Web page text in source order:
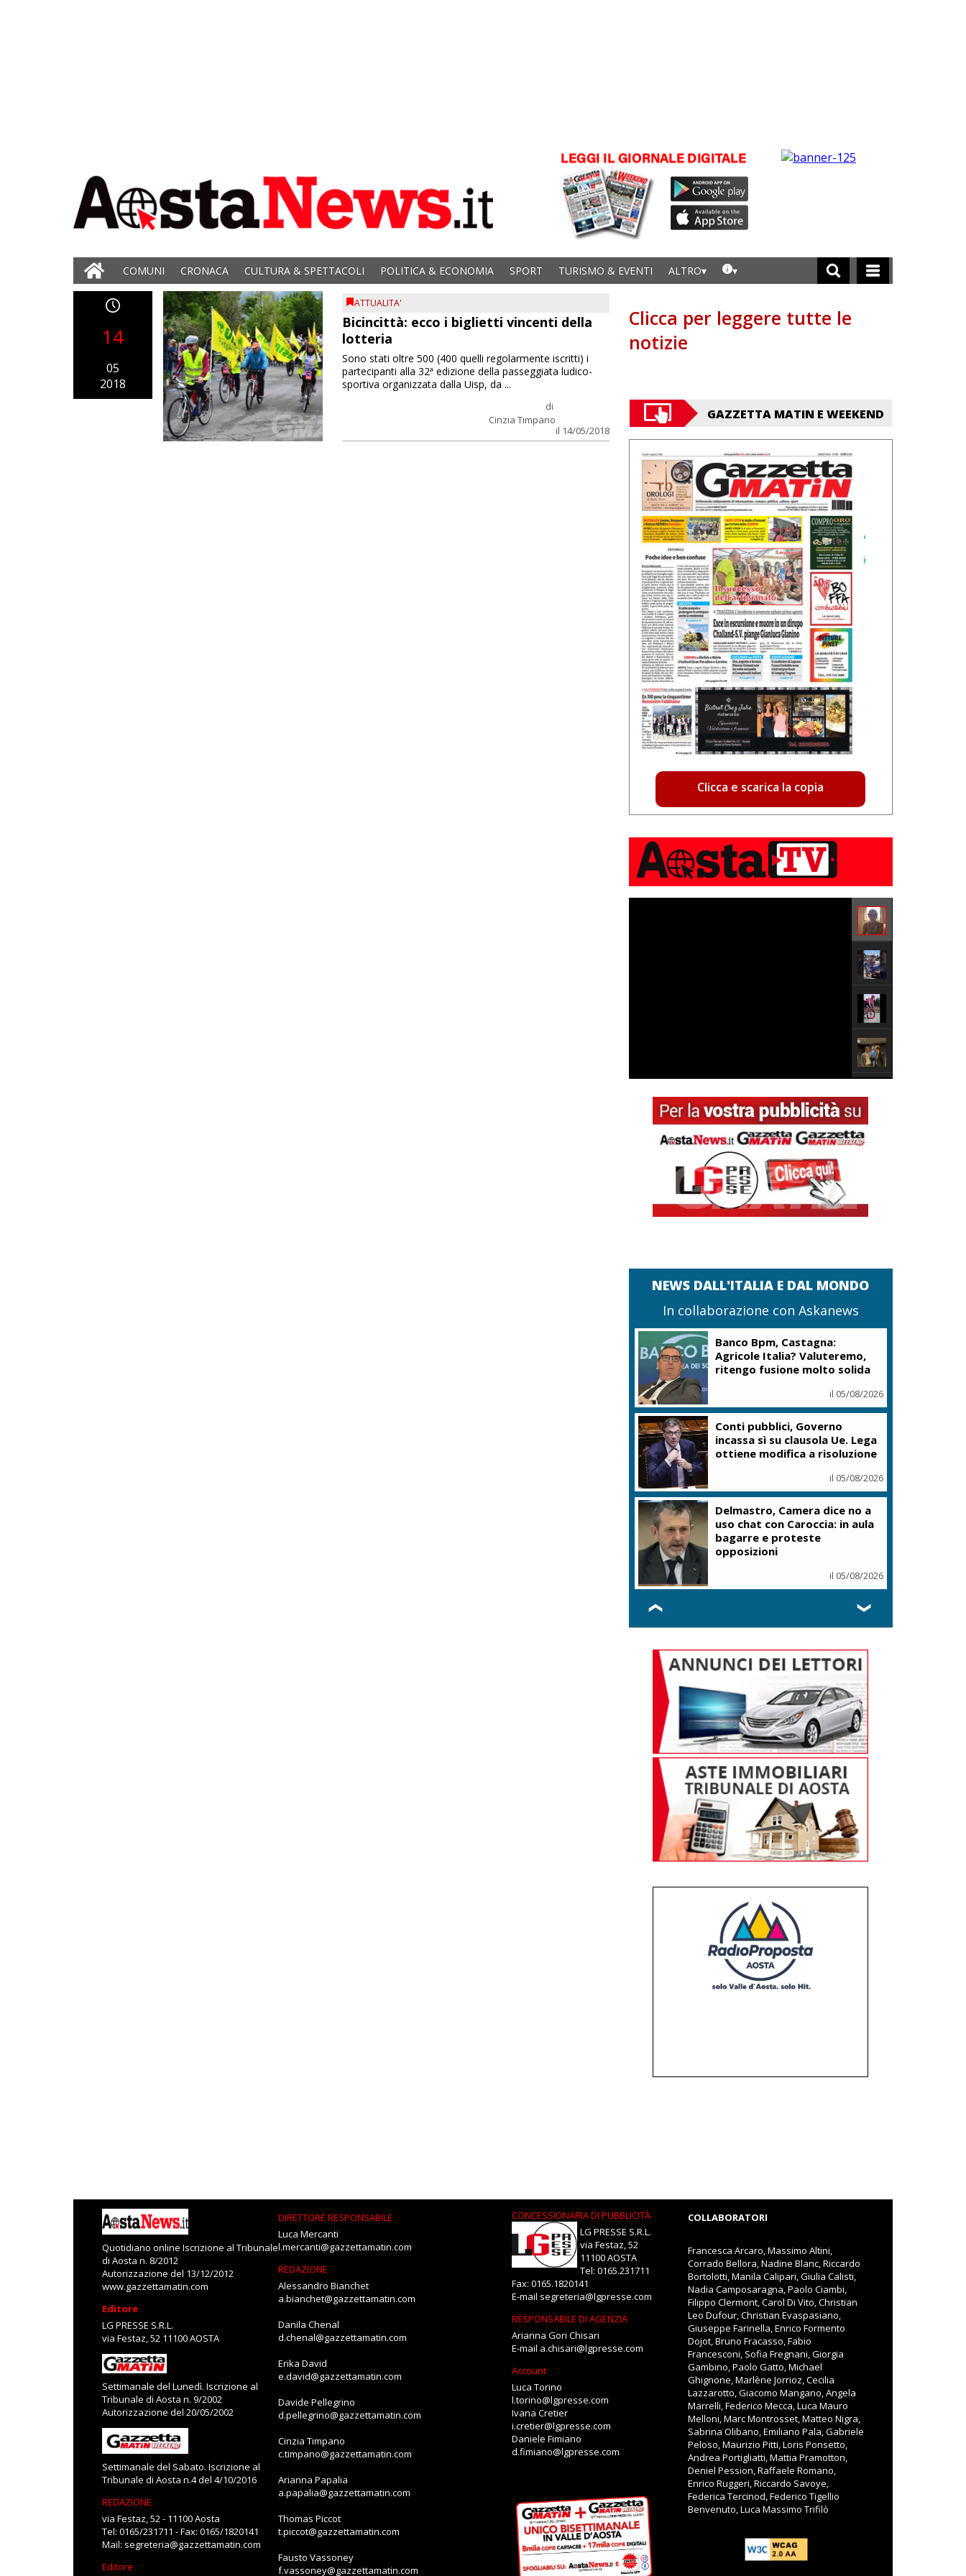
COMUNI CRONACA CULTURA & SPETTACOLI POLITICA & ECONOMIA SPORT TURISMO & EVENTI ALTRO
14
05
2018
ATTUALITA'
Bicincittà: ecco i biglietti vincenti della
lotteria
di
Cinzia Timpano
il 14/05/2018
Sono stati oltre 500 (400 quelli regolarmente iscritti) i
partecipanti alla 32ª edizione della passeggiata ludico-
sportiva organizzata dalla Uisp, da ...
Clicca per leggere tutte le
notizie
GAZZETTA MATIN E WEEKEND
Clicca e scarica la copia
NEWS DALL'ITALIA E DAL MONDO
In collaborazione con Askanews
Banco Bpm, Castagna:
Agricole Italia? Valuteremo,
ritengo fusione molto solida
il 05/08/2026
Conti pubblici, Governo
incassa sì su clausola Ue. Lega
ottiene modifica a risoluzione
il 05/08/2026
Delmastro, Camera dice no a
uso chat con Caroccia: in aula
bagarre e proteste
opposizioni
il 05/08/2026
❮ ❯
Quotidiano online Iscrizione al Tribunale
di Aosta n. 8/2012
Autorizzazione del 13/12/2012
www.gazzettamatin.com
Editore
LG PRESSE S.R.L.
via Festaz, 52 11100 AOSTA
Settimanale del Lunedì. Iscrizione al
Tribunale di Aosta n. 9/2002
Autorizzazione del 20/05/2002
Settimanale del Sabato. Iscrizione al
Tribunale di Aosta n.4 del 4/10/2016
REDAZIONE
via Festaz, 52 - 11100 Aosta
Tel: 0165/231711 - Fax: 0165/1820141
Mail: segreteria@gazzettamatin.com
Editore
DIRETTORE RESPONSABILE
Luca Mercanti
l.mercanti@gazzettamatin.com
REDAZIONE
Alessandro Bianchet
a.bianchet@gazzettamatin.com
Danila Chenal
d.chenal@gazzettamatin.com
Erika David
e.david@gazzettamatin.com
Davide Pellegrino
d.pellegrino@gazzettamatin.com
Cinzia Timpano
c.timpano@gazzettamatin.com
Arianna Papalia
a.papalia@gazzettamatin.com
Thomas Piccot
t.piccot@gazzettamatin.com
Fausto Vassoney
f.vassoney@gazzettamatin.com
CONCESSIONARIA DI PUBBLICITÀ
LG PRESSE S.R.L.
via Festaz, 52
11100 AOSTA
Tel: 0165.231711
Fax: 0165.1820141
E-mail segreteria@lgpresse.com
RESPONSABILE DI AGENZIA
Arianna Gori Chisari
E-mail a.chisari@lgpresse.com
Account
Luca Torino
l.torino@lgpresse.com
Ivana Cretier
i.cretier@lgpresse.com
Daniele Fimiano
d.fimiano@lgpresse.com
COLLABORATORI
Francesca Arcaro, Massimo Altini,
Corrado Bellora, Nadine Blanc, Riccardo
Bortolotti, Manila Calipari, Giulia Calisti,
Nadia Camposaragna, Paolo Ciambi,
Filippo Clermont, Carol Di Vito, Christian
Leo Dufour, Christian Evaspasiano,
Giuseppe Farinella, Enrico Formento
Dojot, Bruno Fracasso, Fabio
Francesconi, Sofia Fregnani, Giorgia
Gambino, Paolo Gatto, Michael
Ghignone, Marlène Jorrioz, Cecilia
Lazzarotto, Giacomo Mangano, Angela
Marrelli, Federico Mecca, Luca Mauro
Melloni, Marc Montrosset, Matteo Nigra,
Sabrina Olibano, Emiliano Pala, Gabriele
Peloso, Maurizio Pitti, Loris Ponsetto,
Andrea Portigliatti, Mattia Pramotton,
Deniel Pession, Raffaele Romano,
Enrico Ruggeri, Riccardo Savoye,
Federica Tercinod, Federico Tigellio
Benvenuto, Luca Massimo Trifilò